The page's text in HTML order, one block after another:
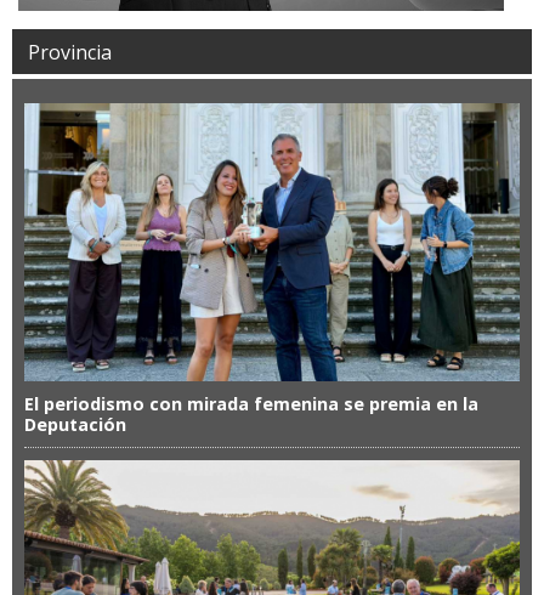
Provincia
El periodismo con mirada femenina se premia en la
Deputación